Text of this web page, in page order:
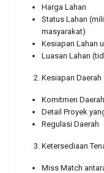
Harga Lahan
Status Lahan
masyarakat)
Kesiapan Lahan
Luasan Lahan
Kesiapan Daerah
Komitmen
Detail Proyek
Regulasi Daerah
Ketersediaan
Miss Match